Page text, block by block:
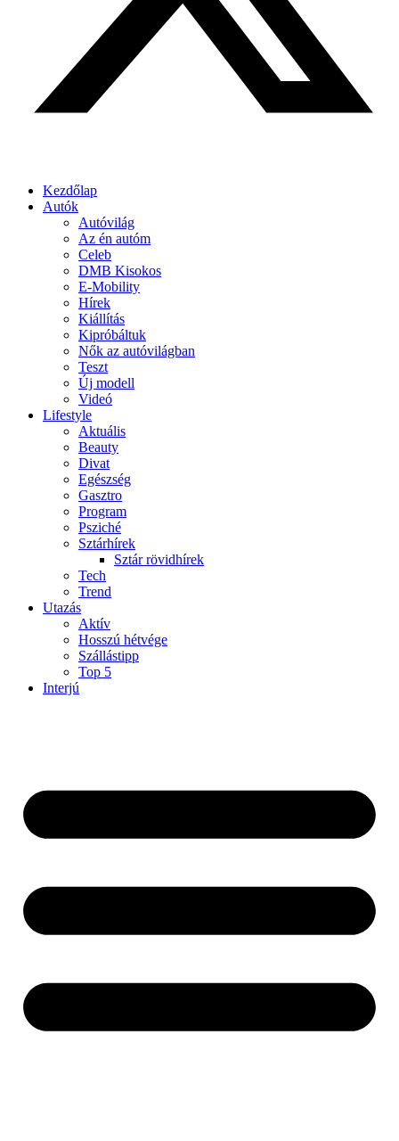
Kezdőlap
Autók
Autóvilág
Az én autóm
Celeb
DMB Kisokos
E-Mobility
Hírek
Kiállítás
Kipróbáltuk
Nők az autóvilágban
Teszt
Új modell
Videó
Lifestyle
Aktuális
Beauty
Divat
Egészség
Gasztro
Program
Psziché
Sztárhírek
Sztár rövidhírek
Tech
Trend
Utazás
Aktív
Hosszú hétvége
Szállástipp
Top 5
Interjú